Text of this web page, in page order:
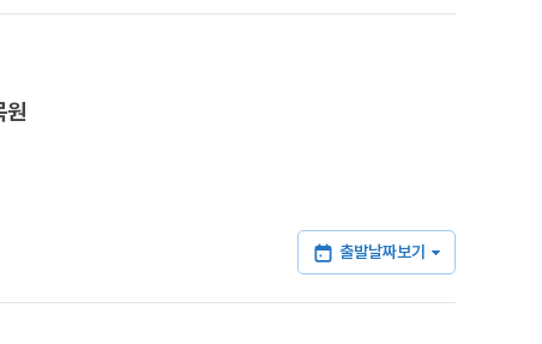
원
출발날짜보기